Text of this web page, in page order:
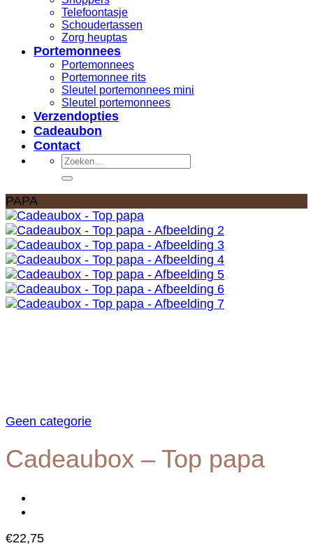
Telefoontasje
Schoudertassen
Zorg heuptas
Portemonnees
Portemonnees
Portemonnee rits
Sleutel portemonnees mini
Sleutel portemonnees
Verzendopties
Cadeaubon
Contact
Zoeken
naar:
PAPA
Geen categorie
Cadeaubox – Top papa
€22,75